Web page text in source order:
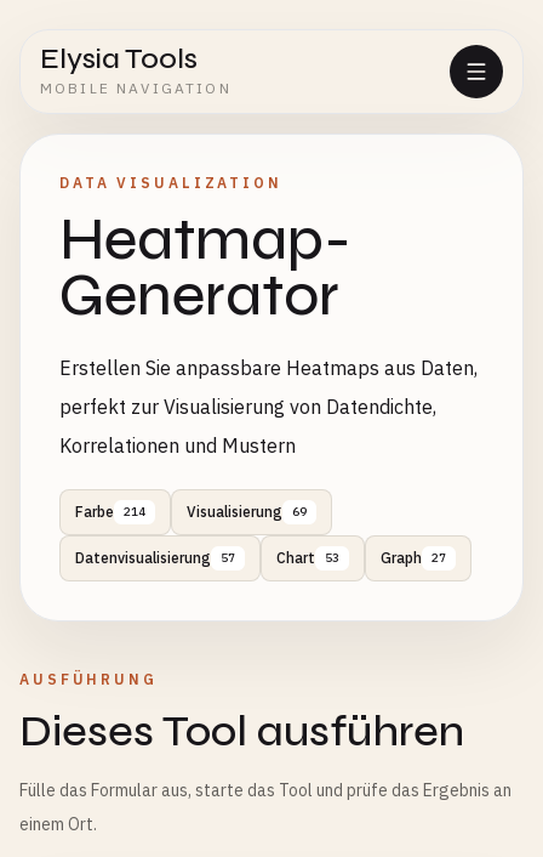
Elysia Tools
MOBILE NAVIGATION
DATA VISUALIZATION
Heatmap-
Generator
Erstellen Sie anpassbare Heatmaps aus Daten,
perfekt zur Visualisierung von Datendichte,
Korrelationen und Mustern
Farbe 214 Visualisierung 69
Datenvisualisierung 57 Chart 53 Graph 27
AUSFÜHRUNG
Dieses Tool ausführen
Fülle das Formular aus, starte das Tool und prüfe das Ergebnis an
einem Ort.